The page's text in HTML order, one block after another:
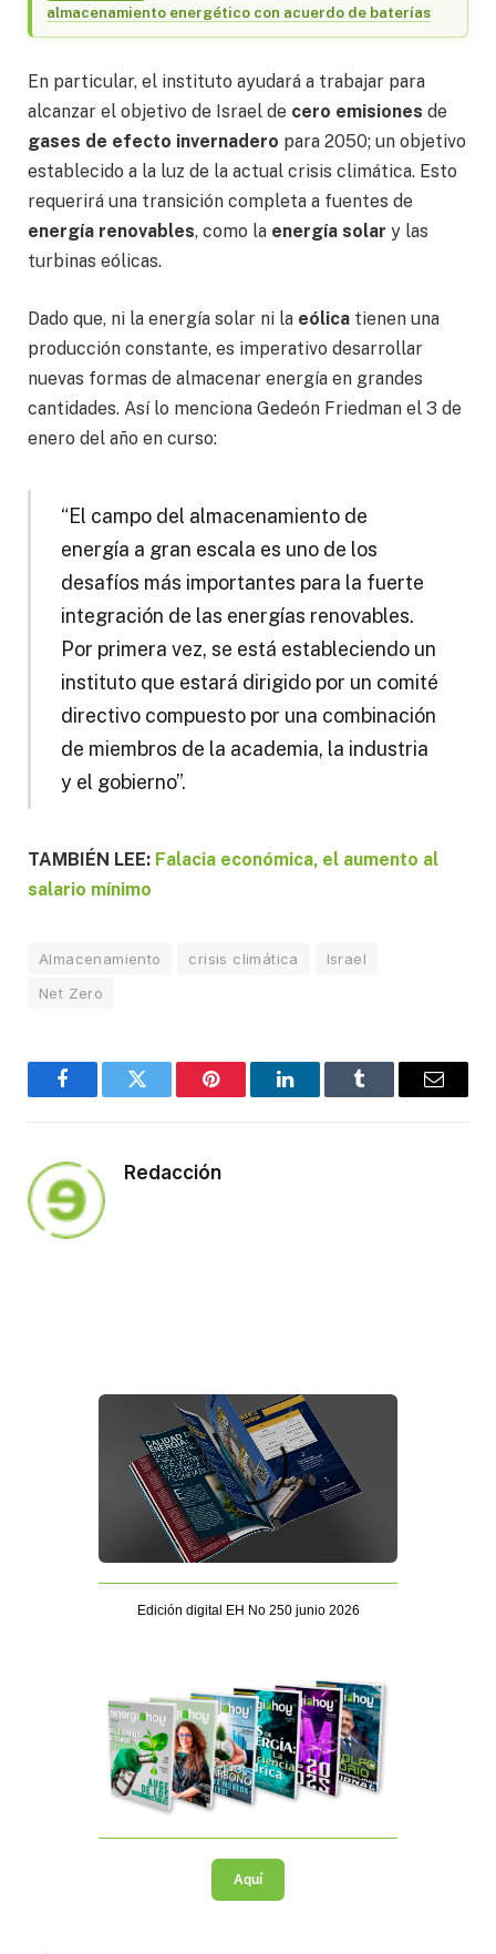
almacenamiento energético con acuerdo de baterías
En particular, el instituto ayudará a trabajar para
alcanzar el objetivo de Israel de cero emisiones de
gases de efecto invernadero para 2050; un objetivo
establecido a la luz de la actual crisis climática. Esto
requerirá una transición completa a fuentes de
energía renovables, como la energía solar y las
turbinas eólicas.
Dado que, ni la energía solar ni la eólica tienen una
producción constante, es imperativo desarrollar
nuevas formas de almacenar energía en grandes
cantidades. Así lo menciona Gedeón Friedman el 3 de
enero del año en curso:
“El campo del almacenamiento de
energía a gran escala es uno de los
desafíos más importantes para la fuerte
integración de las energías renovables.
Por primera vez, se está estableciendo un
instituto que estará dirigido por un comité
directivo compuesto por una combinación
de miembros de la academia, la industria
y el gobierno”.
TAMBIÉN LEE: Falacia económica, el aumento al
salario mínimo
Almacenamiento crisis climática
Israel
Net Zero
FacebookTwitter Pinterest LinkedInTumblr Email
Redacción
Edición digital EH No 250 junio 2026
Aquí